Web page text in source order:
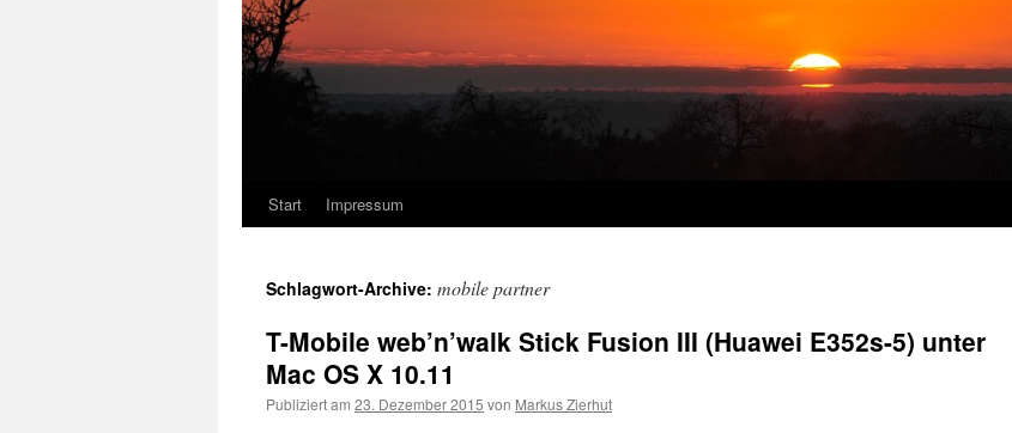
Springe
Inhalt
Start Impressum
Schlagwort-Archive: mobile partner
T-Mobile web’n’walk Stick Fusion III (Huawei E352s-5) unter
Mac OS X 10.11
Publiziert am 23. Dezember 2015 von Markus Zierhut